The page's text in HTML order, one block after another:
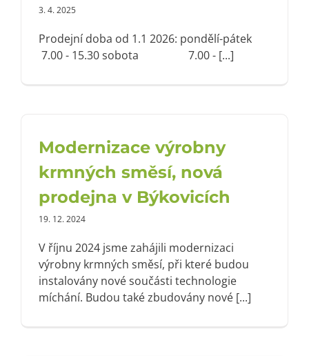
3. 4. 2025
Prodejní doba od 1.1 2026: pondělí-pátek
7.00 - 15.30 sobota 7.00 - [...]
Modernizace výrobny
krmných směsí, nová
prodejna v Býkovicích
19. 12. 2024
V říjnu 2024 jsme zahájili modernizaci
výrobny krmných směsí, při které budou
instalovány nové součásti technologie
míchání. Budou také zbudovány nové [...]